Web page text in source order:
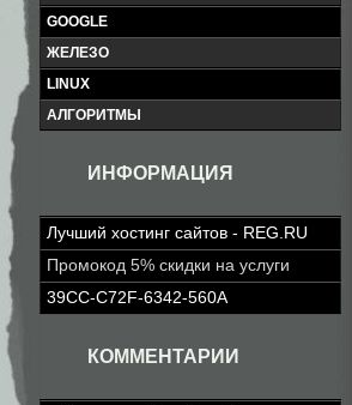
GOOGLE
ЖЕЛЕЗО
LINUX
АЛГОРИТМЫ
ИНФОРМАЦИЯ
Лучший хостинг сайтов - REG.RU
Промокод 5% скидки на услуги
39CC-C72F-6342-560A
КОММЕНТАРИИ